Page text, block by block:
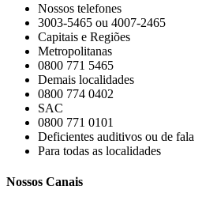
Nossos telefones
3003-5465 ou 4007-2465
Capitais e Regiões
Metropolitanas
0800 771 5465
Demais localidades
0800 774 0402
SAC
0800 771 0101
Deficientes auditivos ou de fala
Para todas as localidades
Nossos Canais